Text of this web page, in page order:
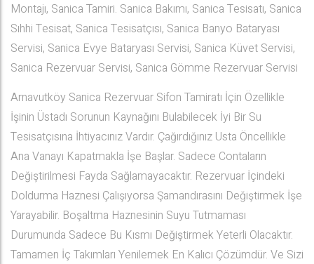
Montajı, Sanica Tamiri. Sanica Bakımı, Sanica Tesisatı, Sanica
Sıhhi Tesisat, Sanica Tesisatçısı, Sanica Banyo Bataryası
Servisi, Sanica Evye Bataryası Servisi, Sanica Küvet Servisi,
Sanica Rezervuar Servisi, Sanica Gömme Rezervuar Servisi
Arnavutköy Sanica Rezervuar Sifon Tamiratı İçin Özellikle
İşinin Üstadı Sorunun Kaynağını Bulabilecek İyi Bir Su
Tesisatçısına İhtiyacınız Vardır. Çağırdığınız Usta Öncellikle
Ana Vanayı Kapatmakla İşe Başlar. Sadece Contaların
Değiştirilmesi Fayda Sağlamayacaktır. Rezervuar İçindeki
Doldurma Haznesi Çalışıyorsa Şamandırasını Değiştirmek İşe
Yarayabilir. Boşaltma Haznesinin Suyu Tutmaması
Durumunda Sadece Bu Kısmı Değiştirmek Yeterli Olacaktır.
Tamamen İç Takımları Yenilemek En Kalıcı Çözümdür. Ve Sizi